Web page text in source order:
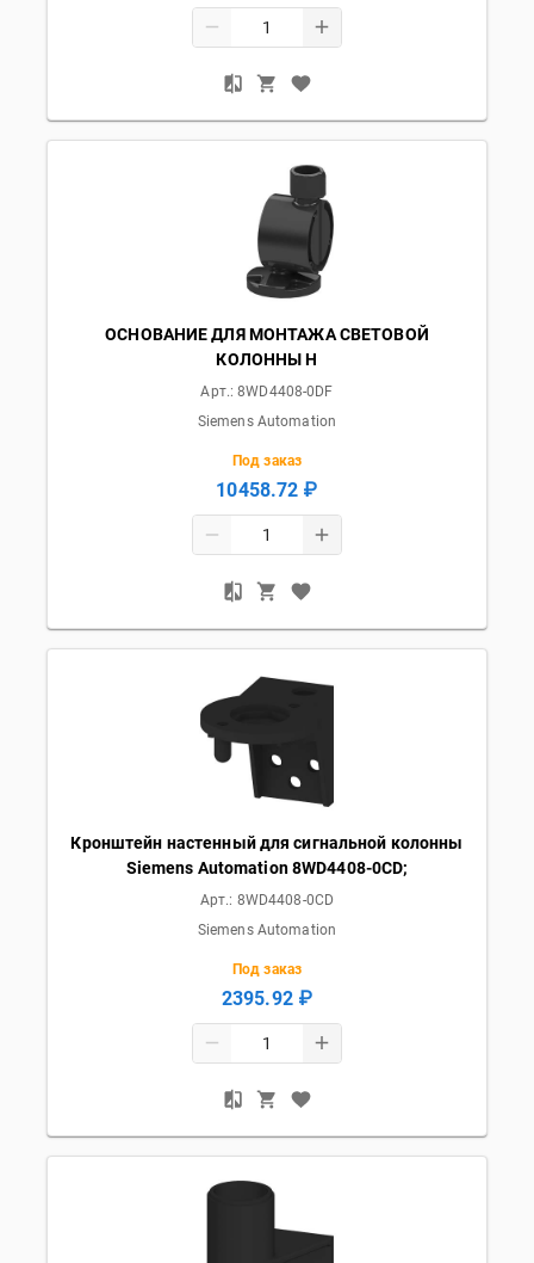
ОСНОВАНИЕ ДЛЯ МОНТАЖА СВЕТОВОЙ
КОЛОННЫ Н
Арт.:8WD4408-0DF
Siemens Automation
Под заказ
10458.72 ₽
Кронштейн настенный для сигнальной колонны
Siemens Automation 8WD4408-0CD;
Арт.: 8WD4408-0CD
Siemens Automation
Под заказ
2395.92 ₽